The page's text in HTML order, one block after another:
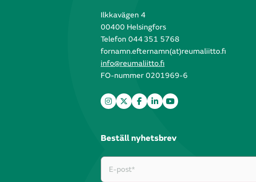
Ilkkavägen 4
00400 Helsingfors
Telefon 044 351 5768
fornamn.efternamn(at)reumaliitto.fi
info@reumaliitto.fi
FO-nummer 0201969-6
Beställ nyhetsbrev